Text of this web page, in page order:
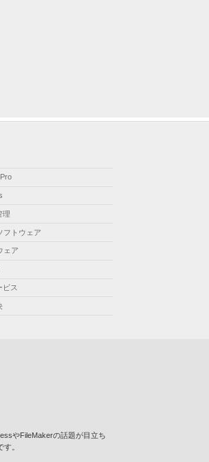
理
フトウェア
ェア
ビス
やFileMakerの話題が目立ち
。